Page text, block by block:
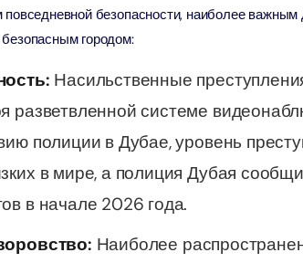
Day Pass + The View at The Palm
Арабские Эмираты
Day Pass + Dubai Frame (General
Resorts With Free Shuttle + Dubai
Арабские Эмираты
повседневной безопасности, наиболее важным
городом:
Насильственные
разветвленной системе
полиции в Дубае, уровень
в мире, а полиция Дубая
в начале 2026 года.
Наиболее